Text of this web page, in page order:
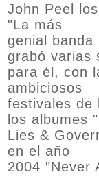
John Peel
"La más
genial
grabó varias
para él, con
ambiciosos
festivales de
los albumes
Lies &
en el año
2004 "Never